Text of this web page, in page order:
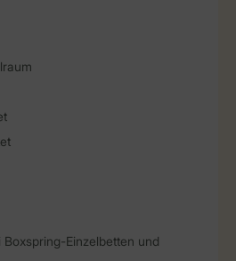
Einzelbetten und